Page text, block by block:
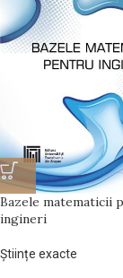
Bazele matematicii
ingineri
Științe exacte